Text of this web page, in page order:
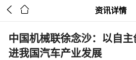
  资讯详情
中国机械联徐念沙：以自
进我国汽车产业发展